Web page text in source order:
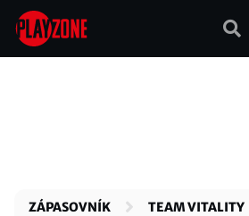
Přejít
hlavnímu
ZÁPASOVNÍK TEAM VITALITY